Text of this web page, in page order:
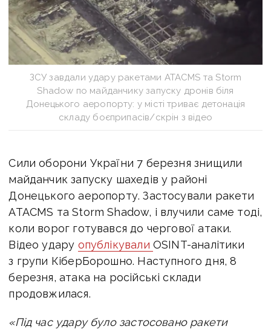
ЗСУ завдали удару ракетами ATACMS та Storm
Shadow по майданчику запуску дронів біля
Донецького аеропорту: у місті триває детонація
складу боєприпасів/скрін з відео
Сили оборони України 7 березня знищили
майданчик запуску шахедів у районі
Донецького аеропорту. Застосували ракети
ATACMS та Storm Shadow, і влучили саме тоді,
коли ворог готувався до чергової атаки.
Відео удару опублікували OSINT-аналітики
з групи КіберБорошно. Наступного дня, 8
березня, атака на російські склади
продовжилася.
«Під час удару було застосовано ракети